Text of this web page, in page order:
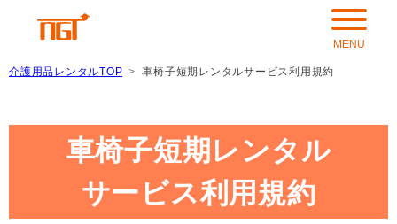
介護用品レンタルTOP 車椅子短期レンタルサービス利用規約
車椅子短期レンタル
サービス利用規約